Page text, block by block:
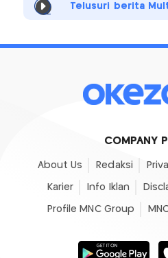
Telusuri berita
COMPANY
About Us Redaksi
Karier Info Iklan
Profile MNC Group